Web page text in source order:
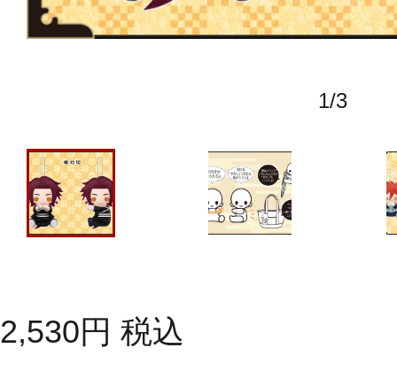
1/3
2,530円 税込